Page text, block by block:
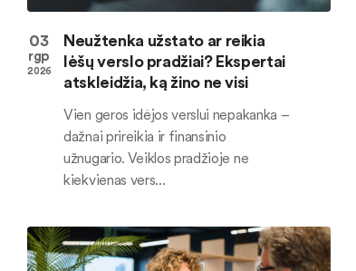
03
rgp
2026
Neužtenka užstato ar reikia
lėšų verslo pradžiai? Ekspertai
atskleidžia, ką žino ne visi
Vien geros idėjos verslui nepakanka –
dažnai prireikia ir finansinio
užnugario. Veiklos pradžioje ne
kiekvienas vers...